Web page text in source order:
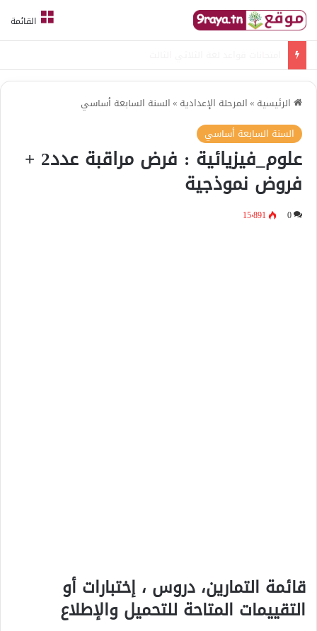
القائمة
الرئيسية »المرحلة الإعدادية »السنة السابعة أساسي
السنة السابعة أساسي
علوم_فيزيائية : فرض مراقبة عدد2 +
فروض نموذجية
0 15٬891
قائمة التمارين، دروس ، إختبارات أو
التقييمات المتاحة للتحميل والإطلاع